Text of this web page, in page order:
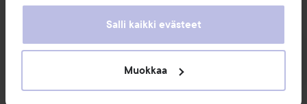
heille tai joita on kerätty, kun olet käyttänyt heidän
evästeiden käytön.
Salli kaikki evästeet
Muokkaa
Copyright 2026